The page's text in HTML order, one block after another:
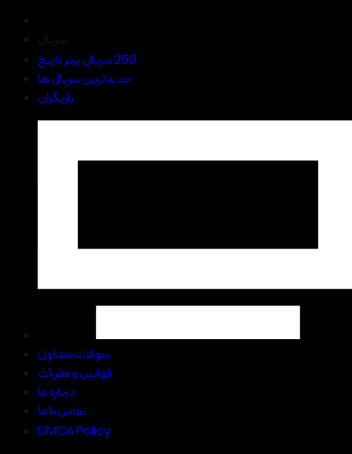
250 سریال برتر تاریخ
جدیدترین سریال ها
بازیگران
سوالات متداول
قوانین و مقررات
درباره ما
تماس با ما
DMCA Policy